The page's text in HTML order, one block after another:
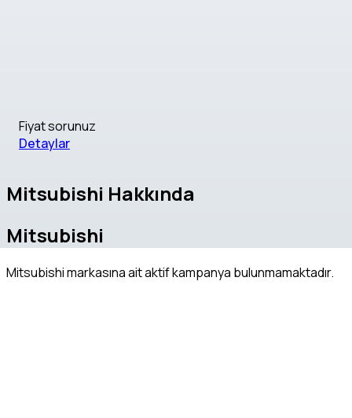
Fiyat sorunuz
Detaylar
Mitsubishi Hakkında
Mitsubishi
Mitsubishi markasına ait aktif kampanya bulunmamaktadır.